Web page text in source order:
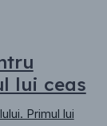
lui ceas
Primul lui